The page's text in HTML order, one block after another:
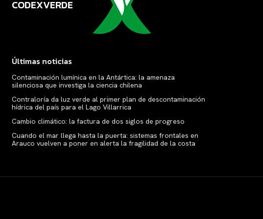
CODEXVERDE
Últimas noticias
Contaminación lumínica en la Antártica: la amenaza
silenciosa que investiga la ciencia chilena
Contraloría da luz verde al primer plan de descontaminación
hídrica del país para el Lago Villarrica
Cambio climático: la factura de dos siglos de progreso
Cuando el mar llega hasta la puerta: sistemas frontales en
Arauco vuelven a poner en alerta la fragilidad de la costa